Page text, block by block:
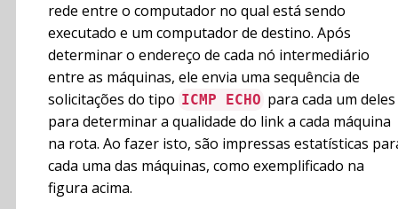
rede entre o computador no qual está sendo
executado e um computador de destino. Após
determinar o endereço de cada nó intermediário
entre as máquinas, ele envia uma sequência de
solicitações do tipo ICMP ECHO para cada um deles
para determinar a qualidade do link a cada máquina
na rota. Ao fazer isto, são impressas estatísticas
cada uma das máquinas, como exemplificado na
figura acima.